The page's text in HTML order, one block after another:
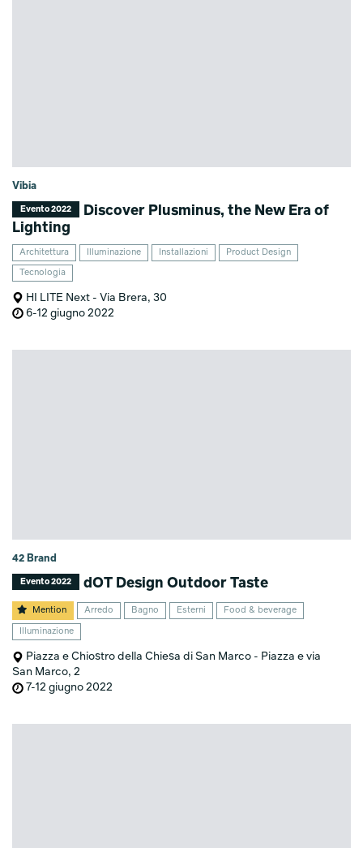
Vibia
Evento 2022
Discover Plusminus, the New Era of
Lighting
Architettura Illuminazione Installazioni Product Design
Tecnologia
HI LITE Next - Via Brera, 30
6-12 giugno 2022
42 Brand
Evento 2022 dOT Design Outdoor Taste
Mention Arredo Bagno Esterni Food & beverage
Illuminazione
Piazza e Chiostro della Chiesa di San Marco - Piazza e via
San Marco, 2
7-12 giugno 2022